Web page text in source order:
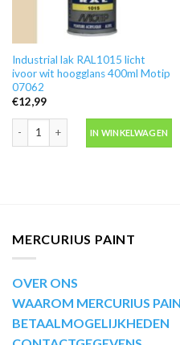
Industrial lak RAL1015 licht
ivoor wit hoogglans 400ml Motip
07062
€12,99
Industrial lak RAL1015 licht ivoor
IN WINKELWAGEN
MERCURIUS PAINT
OVER ONS
WAAROM MERCURIUS
BETAALMOGELIJKHEDEN